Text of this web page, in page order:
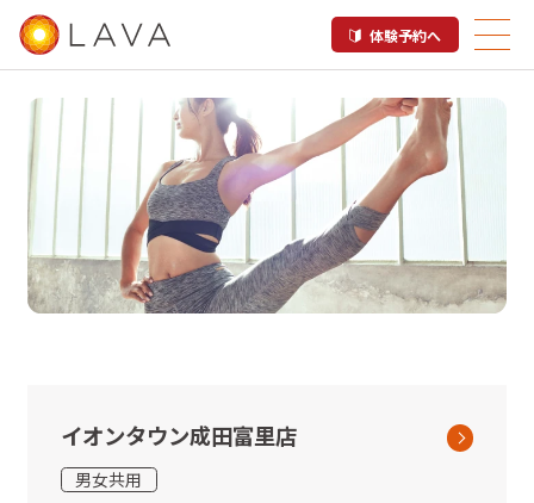
体験予約へ
イオンタウン成田富里店
男女共用